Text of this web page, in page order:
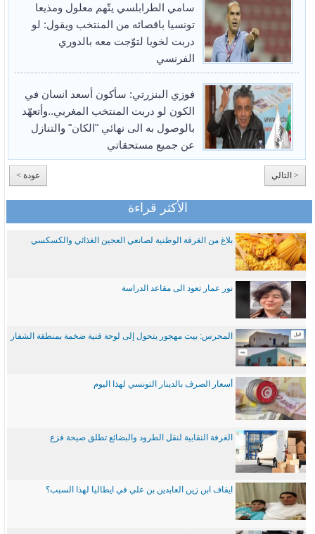
سامي الطرابلسي يتّهم معلول ومذيعا
تونسيا باقصائه من المنتخب ويقول: لو
دربت لخويا لتوّجت معه بالدوري
الفرنسي
فوزي البنزرتي: سأكون أسعد انسان في
الكون لو دربت المنتخب المغربي..وأتعهّد
بالوصول به الى نهائي "الكان" والتنازل
عن جميع مستحقاتي
عودة > < التالي
الأكثر قراءة
بلاغ من الغرفة الوطنية لصانعي العجين الغذائي والكسكسي
نور عمار تعود الى مقاعد الدراسة
المحرس: بيت مهجور يتحول إلى لوحة فنية ضخمة بمنطقة الشفار
أسعار الصرف بالدينار التونسي لهذا اليوم
الغرفة النقابية لنقل الطرود والبضائع تطلق صيحة فزع
ايقاف ابن زين العابدين بن علي في ايطاليا لهذا السبب؟